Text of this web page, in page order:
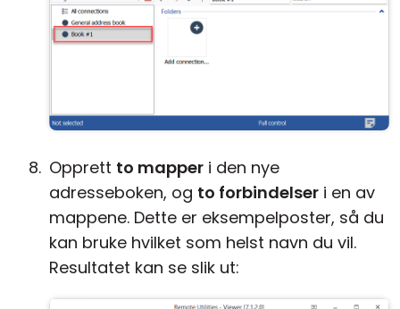
Opprett to mapper i den nye
adresseboken, og to forbindelser i en av
mappene. Dette er eksempelposter, så du
kan bruke hvilket som helst navn du vil.
Resultatet kan se slik ut: